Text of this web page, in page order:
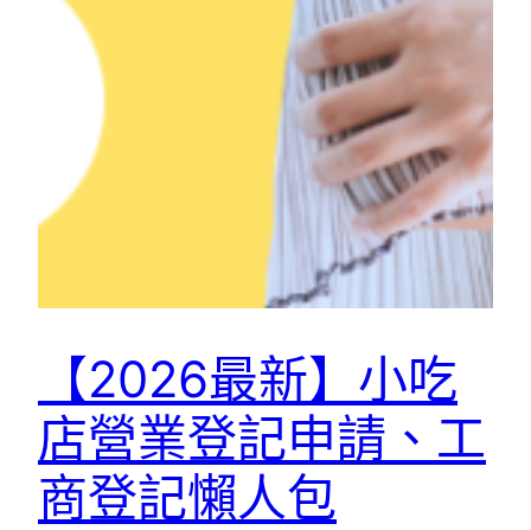
【2026最新】小吃
店營業登記申請、工
商登記懶人包